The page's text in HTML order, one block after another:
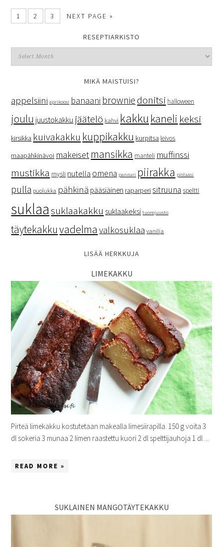
1 2 3 NEXT PAGE »
RESEPTIARKISTO
MIKÄ MAISTUISI?
appelsiini aprikoosi banaani brownie donitsi halloween
joulu juustokakku jäätelö kahvi kakku kaneli keksi
kirsikka kuivakakku kuppikakku kurpitsa leivos
maapähkinävoi makeiset mansikka manteli muffinssi
mustikka mysli nutella omena pannari piirakka pistaasi
pulla puolukka pähkinä pääsiäinen raparperi sitruuna speltti
suklaa suklaakakku suklaakeksi tuorejuusto
täytekakkuvadelma valkosuklaa vanilja
LISÄÄ HERKKUJA
LIMEKAKKU
Pirteä limekakku kostutetaan makealla limesiirapilla. 150 g voita 3
dl sokeria 3 munaa 2 limen raastettu kuori 2 dl spelttijauhoja 1 dl ...
READ MORE »
SUKLAINEN MANGOTÄYTEKAKKU